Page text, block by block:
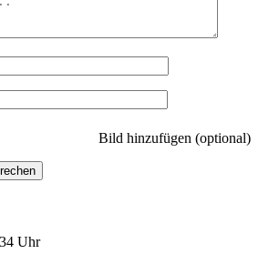
Bild hinzufügen (optional)
Uhr